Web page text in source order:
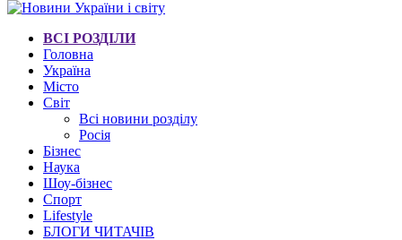
ВСІ РОЗДІЛИ
Головна
Україна
Місто
Світ
Всі новини розділу
Росія
Бізнес
Наука
Шоу-бізнес
Спорт
Lifestyle
БЛОГИ ЧИТАЧІВ